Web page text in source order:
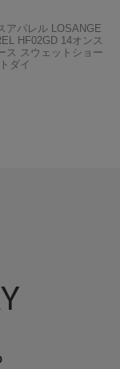
アパレル LOSANGE
HF02GD 14オンス
ス スウェットショー
ダイ